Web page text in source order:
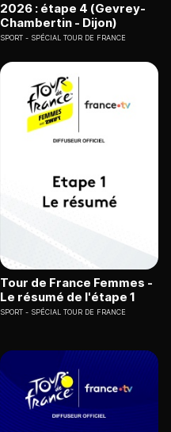
2026 : étape 4 (Gevrey-
Chambertin - Dijon)
SPORT SPÉCIAL TOUR DE FRANCE
Tour de France Femmes -
Le résumé de l'étape 1
SPORT SPÉCIAL TOUR DE FRANCE